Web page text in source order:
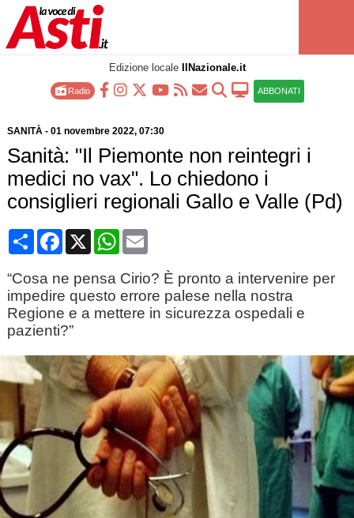
Edizione locale IlNazionale.it
Radio ABBONATI
SANITÀ- 01 novembre 2022, 07:30
Sanità: "Il Piemonte non reintegri i
medici no vax". Lo chiedono i
consiglieri regionali Gallo e Valle (Pd)
CondividiFacebook
X WhatsApp
Email
“Cosa ne pensa Cirio? È pronto a intervenire per
impedire questo errore palese nella nostra
Regione e a mettere in sicurezza ospedali e
pazienti?”